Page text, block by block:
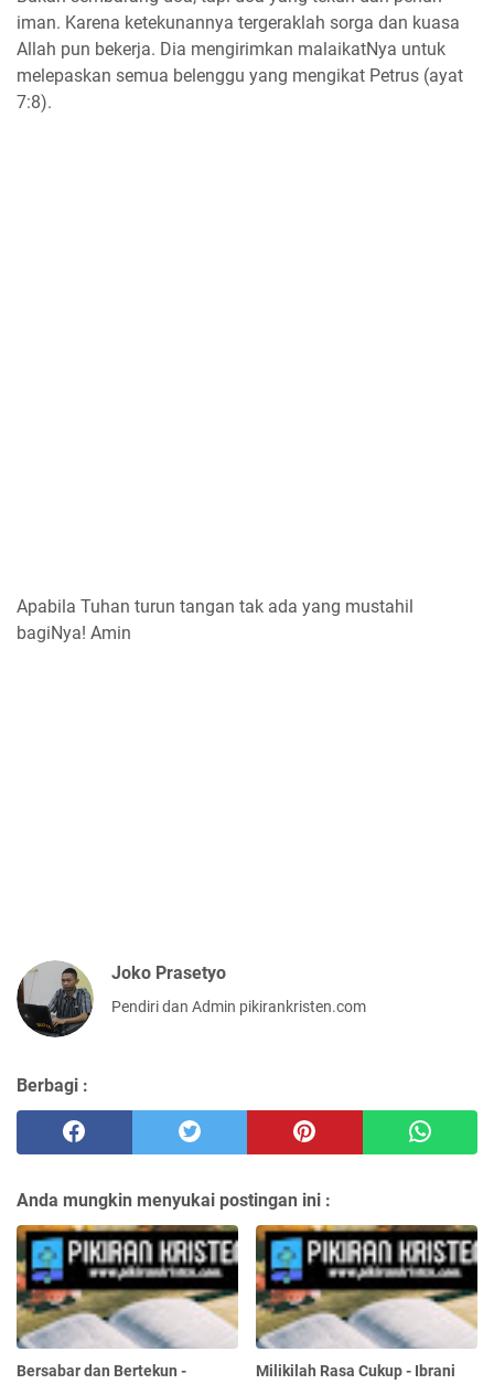
iman. Karena ketekunannya tergeraklah sorga dan kuasa
Allah pun bekerja. Dia mengirimkan malaikatNya untuk
melepaskan semua belenggu yang mengikat Petrus (ayat
7:8).
Apabila Tuhan turun tangan tak ada yang mustahil
bagiNya! Amin
Joko Prasetyo
Pendiri dan Admin pikirankristen.com
Berbagi :
Anda mungkin menyukai postingan ini :
Bersabar dan Bertekun -
Milikilah Rasa Cukup - Ibrani